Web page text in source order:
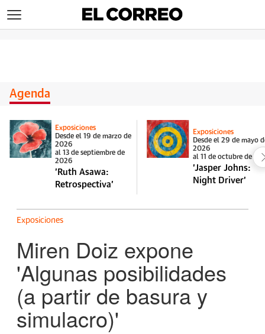
Agenda
Exposiciones
Desde el 19 de marzo de
2026
al 13 de septiembre de
2026
'Ruth Asawa:
Retrospectiva'
Exposiciones
Desde el 29 de mayo
2026
al 11 de octubre de
'Jasper Johns:
Night Driver'
Exposiciones
Miren Doiz expone
'Algunas posibilidades
(a partir de basura y
simulacro)'